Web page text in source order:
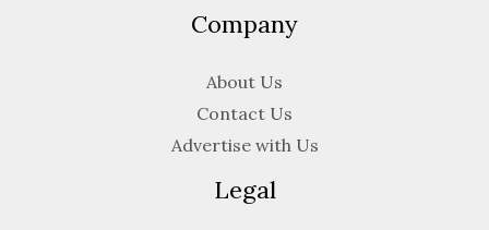
Company
About Us
Contact Us
Advertise with Us
Legal